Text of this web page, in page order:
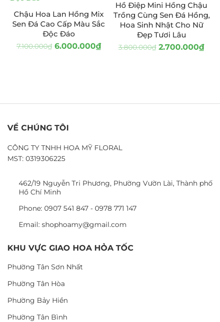
Chậu Hoa Lan Hồng Mix
Sen Đá Cao Cấp Màu Sắc
Độc Đáo
7.100.000₫ 6.000.000₫
Hồ Điệp Mini Hồng Chậu
Trồng Cùng Sen Đá Hồng,
Hoa Sinh Nhật Cho Nữ
Đẹp Tươi Lâu
3.800.000₫ 2.700.000₫
VỀ CHÚNG TÔI
CÔNG TY TNHH HOA MỸ FLORAL
MST: 0319306225
462/19 Nguyễn Tri Phương, Phường Vườn Lài, Thành phố
Hồ Chí Minh
Phone: 0907 541 847 - 0978 771 147
Email: shophoamy@gmail.com
KHU VỰC GIAO HOA HỎA TỐC
Phường Tân Sơn Nhất
Phường Tân Hòa
Phường Bảy Hiền
Phường Tân Bình